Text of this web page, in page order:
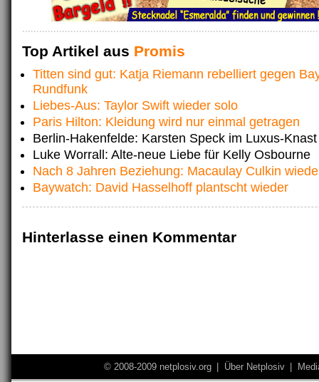
Top Artikel aus Promis
Titten sind gut: Katja Riemann rebelliert gegen
Rundfunk
Liebes-Aus: Taylor Swift wieder solo
Paris Hilton: Kleidung wird nur einmal getragen
Berlin-Hakenfelde: Karsten Speck im Luxus-Knast
Luke Worrall: Alte-neue Liebe für Kelly Osbourne
Nach 8 Jahren Beziehung: Macaulay Culkin
Baywatch: David Hasselhoff plantscht wieder
Hinterlasse einen Kommentar
© 2008-2009 netplosiv.org Über Netplosiv